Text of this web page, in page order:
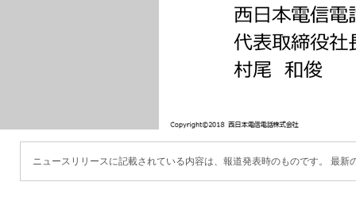
ニュースリリースに記載されている内容は、報道発表時のものです。 最